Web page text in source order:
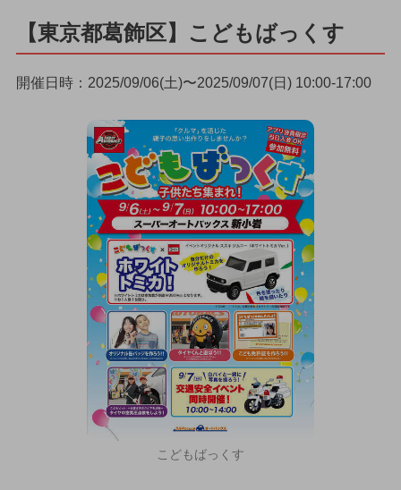
【東京都葛飾区】こどもばっくす
開催日時：2025/09/06(土)〜2025/09/07(日) 10:00-17:00
こどもばっくす